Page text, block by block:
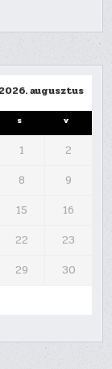
2026. augusztus
s v
1
2
8
9
15
16
22
23
29
30